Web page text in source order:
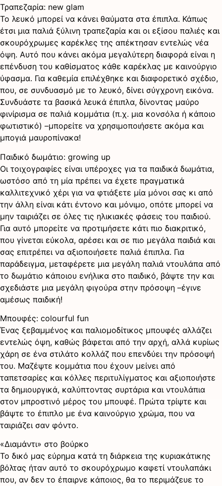
Τραπεζαρία: new glam
Το λευκό μπορεί να κάνει θαύματα στα έπιπλα. Κάπως
έτσι μια παλιά ξύλινη τραπεζαρία και οι εξίσου παλιές και
σκουρόχρωμες καρέκλες της απέκτησαν εντελώς νέα
όψη. Αυτό που κάνει ακόμα μεγαλύτερη διαφορά είναι η
επένδυση του καθίσματος κάθε καρέκλας με καινούργιο
ύφασμα. Για καθεμία επιλέχθηκε και διαφορετικό σχέδιο,
που, σε συνδυασμό με το λευκό, δίνει σύγχρονη εικόνα.
Συνδυάστε τα βασικά λευκά έπιπλα, δίνοντας μαύρο
φινίρισμα σε παλιά κομμάτια (π.χ. μια κονσόλα ή κάποιο
φωτιστικό) –μπορείτε να χρησιμοποιήσετε ακόμα και
μπογιά μαυροπίνακα!
Παιδικό δωμάτιο: growing up
Οι τοιχογραφίες είναι υπέροχες για τα παιδικά δωμάτια,
ωστόσο από τη μία πρέπει να έχετε πραγματικά
καλλιτεχνικό χέρι για να φτιάξετε μία μόνοι σας κι από
την άλλη είναι κάτι έντονο και μόνιμο, οπότε μπορεί να
μην ταιριάζει σε όλες τις ηλικιακές φάσεις του παιδιού.
Για αυτό μπορείτε να προτιμήσετε κάτι πιο διακριτικό,
που γίνεται εύκολα, αρέσει και σε πιο μεγάλα παιδιά και
σας επιτρέπει να αξιοποιήσετε παλιά έπιπλα. Για
παράδειγμα, μεταφέρετε μια μεγάλη παλιά ντουλάπα από
το δωμάτιο κάποιου ενήλικα στο παιδικό, βάψτε την και
σχεδιάστε μια μεγάλη φιγούρα στην πρόσοψη –έγινε
αμέσως παιδική!
Μπουφές: colourful fun
Ένας ξεβαμμένος και παλιομοδίτικος μπουφές αλλάζει
εντελώς όψη, καθώς βάφεται από την αρχή, αλλά κυρίως
χάρη σε ένα στιλάτο κολλάζ που επενδύει την πρόσοψή
του. Μαζέψτε κομμάτια που έχουν μείνει από
ταπετσαρίες και κόλλες περιτυλίγματος και αξιοποιήστε
τα δημιουργικά, καλύπτοντας συρτάρια και ντουλάπια
στον μπροστινό μέρος του μπουφέ. Πρώτα τρίψτε και
βάψτε το έπιπλο με ένα καινούργιο χρώμα, που να
ταιριάζει σαν φόντο.
«Διαμάντι» στο βούρκο
Το δικό μας εύρημα κατά τη διάρκεια της κυριακάτικης
βόλτας ήταν αυτό το σκουρόχρωμο καφετί ντουλαπάκι
που, αν δεν το έπαιρνε κάποιος, θα το περιμάζευε το